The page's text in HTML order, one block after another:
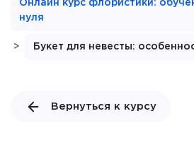
Онлайн курс флористики:
нуля
> Букет для невесты:
Вернуться к курсу